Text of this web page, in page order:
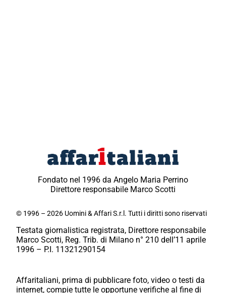
Fondato nel 1996 da Angelo Maria Perrino
Direttore responsabile Marco Scotti
© 1996 – 2026 Uomini & Affari S.r.l. Tutti i diritti sono riservati
Testata giornalistica registrata, Direttore responsabile
Marco Scotti, Reg. Trib. di Milano n° 210 dell’11 aprile
1996 – P.I. 11321290154
Affaritaliani, prima di pubblicare foto, video o testi da
internet, compie tutte le opportune verifiche al fine di